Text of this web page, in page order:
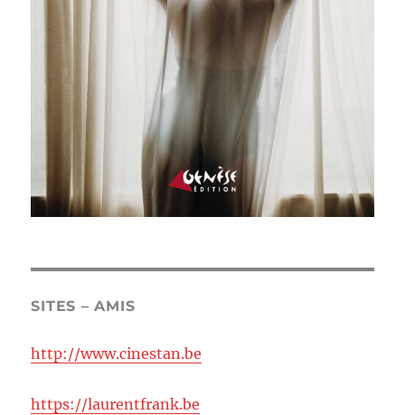
SITES – AMIS
http://www.cinestan.be
https://laurentfrank.be